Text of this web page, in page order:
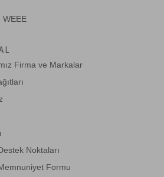
RETRIG.MONO MULTIVIBRATOR
EX-OR GATE
SIPO SHIFT REGISTER
WEEE
Firma ve Markalar
Noktaları
Formu